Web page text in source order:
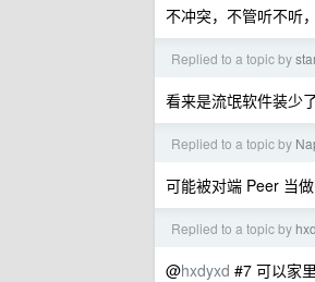
不冲突，不管听不听
Replied to a topic by
看来是流氓软件装少
Replied to a topic by
可能被对端 Peer 当
Replied to a topic by
@hxdyxd #7 可以家